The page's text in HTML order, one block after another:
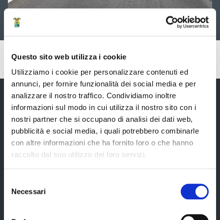
Questo sito web utilizza i cookie
Utilizziamo i cookie per personalizzare contenuti ed
annunci, per fornire funzionalità dei social media e per
analizzare il nostro traffico. Condividiamo inoltre
informazioni sul modo in cui utilizza il nostro sito con i
nostri partner che si occupano di analisi dei dati web,
pubblicità e social media, i quali potrebbero combinarle
con altre informazioni che ha fornito loro o che hanno
raccolto dal suo utilizzo dei loro servizi.
delNecessari
Pubblicato: 04 Settembre 2025
—
Provincia di Modena
Amministrazione